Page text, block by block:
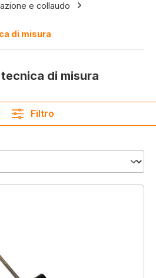
e collaudo
di misura
di misura
Filtro